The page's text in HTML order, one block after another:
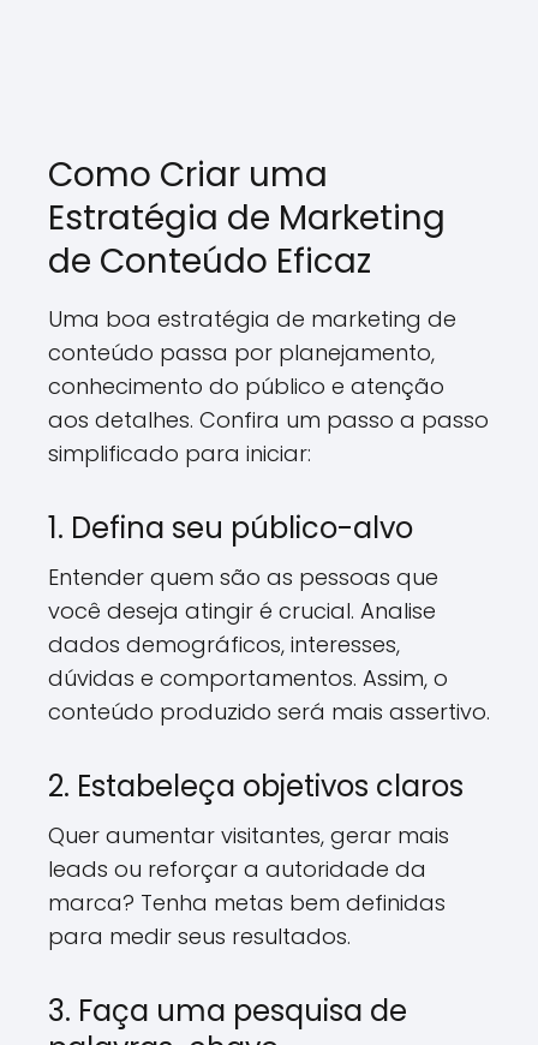
Como Criar uma
Estratégia de Marketing
de Conteúdo Eficaz
Uma boa estratégia de marketing de
conteúdo passa por planejamento,
conhecimento do público e atenção
aos detalhes. Confira um passo a passo
simplificado para iniciar:
1. Defina seu público-alvo
Entender quem são as pessoas que
você deseja atingir é crucial. Analise
dados demográficos, interesses,
dúvidas e comportamentos. Assim, o
conteúdo produzido será mais assertivo.
2. Estabeleça objetivos claros
Quer aumentar visitantes, gerar mais
leads ou reforçar a autoridade da
marca? Tenha metas bem definidas
para medir seus resultados.
3. Faça uma pesquisa de